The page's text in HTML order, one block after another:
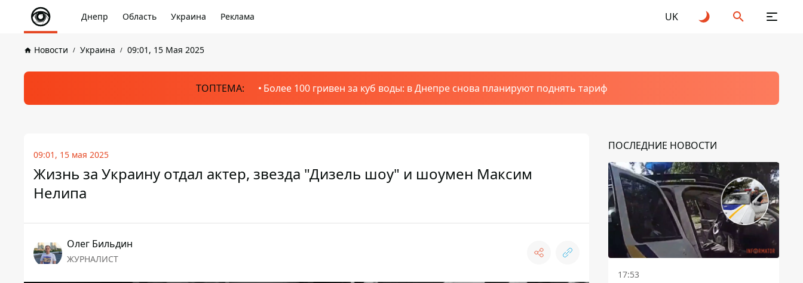
Днепр Область Украина Реклама UK
Новости Украина 09:01, 15 Мая 2025
ТОПТЕМА: Более 100 гривен за куб воды: в Днепре снова планируют поднять тариф
09:01, 15 мая 2025
Жизнь за Украину отдал актер, звезда "Дизель шоу" и шоумен Максим
Нелипа
Олег Бильдин
ЖУРНАЛИСТ
ПОСЛЕДНИЕ НОВОСТИ
17:53